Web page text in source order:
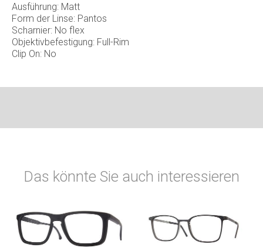
Ausführung: Matt
Form der Linse: Pantos
Scharnier: No flex
Objektivbefestigung: Full-Rim
Clip On: No
Das könnte Sie auch interessieren